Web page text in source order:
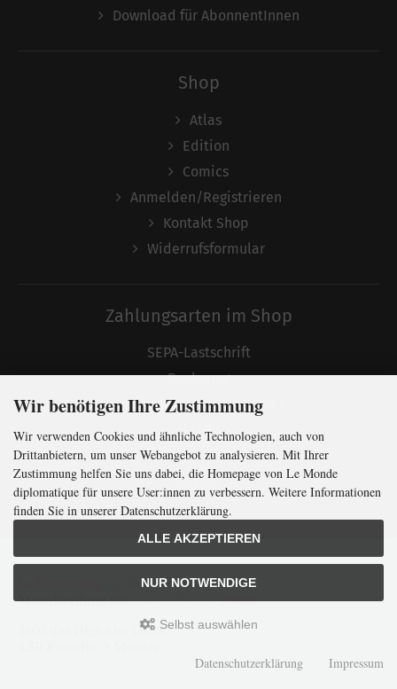
mit der weltweitgrößten
MonatszeitungfürinternationalePolitik
Jetzt das Digi-Abo testen:
Download für AbonnentInnen
Shop
Atlas
Edition
Comics
Anmelden/Registrieren
Kontakt Shop
Widerrufsformular
Zahlungsarten im Shop
SEPA-Lastschrift
Rechnung
Vorkasse (Lieferland ≠ DE)
Handy
Kreditkarte
PayPal
Zahlungsarten Abo
SEPA-Lastschrift
Wir benötigen Ihre Zustimmung
Wir verwenden Cookies und ähnliche Technologien, auch von
Drittanbietern, um unser Webangebot zu analysieren. Mit Ihrer
Zustimmung helfen Sie uns dabei, die Homepage von Le Monde
diplomatique für unsere User:innen zu verbessern. Weitere Informationen
finden Sie in unserer Datenschutzerklärung.
ALLE AKZEPTIEREN
NUR NOTWENDIGE
Selbst auswählen
Datenschutzerklärung Impressum